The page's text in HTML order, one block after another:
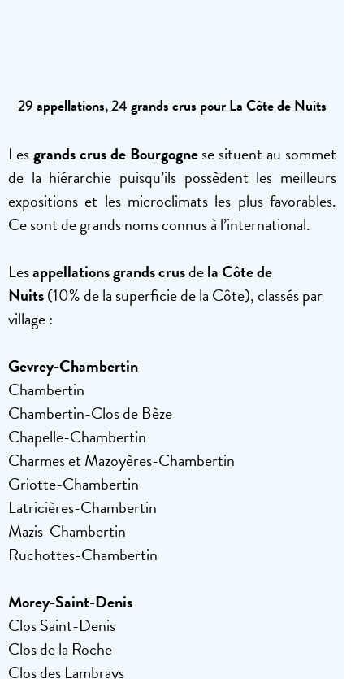
29appellations, 24grands crus pour La Côte de Nuits
Lesgrands crus de Bourgognese situent au sommet
de la hiérarchie puisqu’ils possèdent les meilleurs
expositions et les microclimats les plus favorables.
Ce sont de grands noms connus à l’international.
Lesappellations grands crusdela Côte de
Nuits(10% de la superficie de la Côte), classés par
village :
Gevrey-Chambertin
Chambertin
Chambertin-Clos de Bèze
Chapelle-Chambertin
Charmes et Mazoyères-Chambertin
Griotte-Chambertin
Latricières-Chambertin
Mazis-Chambertin
Ruchottes-Chambertin
Morey-Saint-Denis
Clos Saint-Denis
Clos de la Roche
Clos des Lambrays